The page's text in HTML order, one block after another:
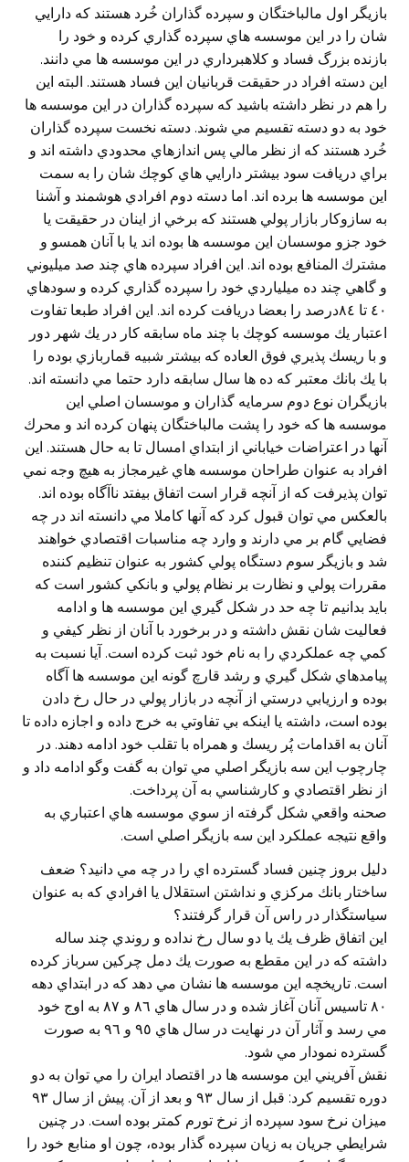
بازيگر اول مالباختگان و سپرده گذاران خُرد هستند كه دارايي
شان را در اين موسسه هاي سپرده گذاري كرده و خود را
بازنده بزرگ فساد و كلاهبرداري در اين موسسه ها مي دانند.
اين دسته افراد در حقيقت قربانيان اين فساد هستند. البته اين
را هم در نظر داشته باشيد كه سپرده گذاران در اين موسسه ها
خود به دو دسته تقسيم مي شوند. دسته نخست سپرده گذاران
خُرد هستند كه از نظر مالي پس اندازهاي محدودي داشته اند و
براي دريافت سود بيشتر دارايي هاي كوچك شان را به سمت
اين موسسه ها برده اند. اما دسته دوم افرادي هوشمند و آشنا
به سازوكار بازار پولي هستند كه برخي از اينان در حقيقت يا
خود جزو موسسان اين موسسه ها بوده اند يا با آنان همسو و
مشترك المنافع بوده اند. اين افراد سپرده هاي چند صد ميليوني
و گاهي چند ده ميلياردي خود را سپرده گذاري كرده و سودهاي
٤٠ تا ٨٤درصد را بعضا دريافت كرده اند. اين افراد طبعا تفاوت
اعتبار يك موسسه كوچك با چند ماه سابقه كار در يك شهر دور
و با ريسك پذيري فوق العاده كه بيشتر شبيه قماربازي بوده را
با يك بانك معتبر كه ده ها سال سابقه دارد حتما مي دانسته اند.
بازيگران نوع دوم سرمايه گذاران و موسسان اصلي اين
موسسه ها كه خود را پشت مالباختگان پنهان كرده اند و محرك
آنها در اعتراضات خياباني از ابتداي امسال تا به حال هستند. اين
افراد به عنوان طراحان موسسه هاي غيرمجاز به هيچ وجه نمي
توان پذيرفت كه از آنچه قرار است اتفاق بيفتد ناآگاه بوده اند.
بالعكس مي توان قبول كرد كه آنها كاملا مي دانسته اند در چه
فضايي گام بر مي دارند و وارد چه مناسبات اقتصادي خواهند
شد و بازيگر سوم دستگاه پولي كشور به عنوان تنظيم كننده
مقررات پولي و نظارت بر نظام پولي و بانكي كشور است كه
بايد بدانيم تا چه حد در شكل گيري اين موسسه ها و ادامه
فعاليت شان نقش داشته و در برخورد با آنان از نظر كيفي و
كمي چه عملكردي را به نام خود ثبت كرده است. آيا نسبت به
پيامدهاي شكل گيري و رشد قارچ گونه اين موسسه ها آگاه
بوده و ارزيابي درستي از آنچه در بازار پولي در حال رخ دادن
بوده است، داشته يا اينكه بي تفاوتي به خرج داده و اجازه داده تا
آنان به اقدامات پُر ريسك و همراه با تقلب خود ادامه دهند. در
چارچوب اين سه بازيگر اصلي مي توان به گفت وگو ادامه داد و
از نظر اقتصادي و كارشناسي به آن پرداخت.
صحنه واقعي شكل گرفته از سوي موسسه هاي اعتباري به
واقع نتيجه عملكرد اين سه بازيگر اصلي است.
دليل بروز چنين فساد گسترده اي را در چه مي دانيد؟ ضعف
ساختار بانك مركزي و نداشتن استقلال يا افرادي كه به عنوان
سياستگذار در راس آن قرار گرفتند؟
اين اتفاق ظرف يك يا دو سال رخ نداده و روندي چند ساله
داشته كه در اين مقطع به صورت يك دمل چركين سرباز كرده
است. تاريخچه اين موسسه ها نشان مي دهد كه در ابتداي دهه
٨٠ تاسيس آنان آغاز شده و در سال هاي ٨٦ و ٨٧ به اوج خود
مي رسد و آثار آن در نهايت در سال هاي ٩٥ و ٩٦ به صورت
گسترده نمودار مي شود.
نقش آفريني اين موسسه ها در اقتصاد ايران را مي توان به دو
دوره تقسيم كرد: قبل از سال ٩٣ و بعد از آن. پيش از سال ٩٣
ميزان نرخ سود سپرده از نرخ تورم كمتر بوده است. در چنين
شرايطي جريان به زيان سپرده گذار بوده، چون او منابع خود را